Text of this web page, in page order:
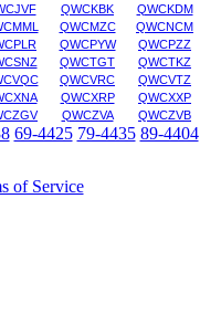
QWCKBK QWCKDM
QWCMZC QWCNCM
QWCPYW QWCPZZ
QWCTGT QWCTKZ
QWCVRC QWCVTZ
QWCXRP QWCXXP
QWCZVA QWCZVB
69-4425 79-4435 89-4404
of Service